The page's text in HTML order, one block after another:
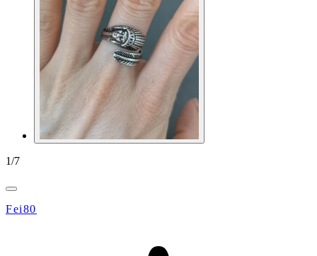
1/7
Fei80